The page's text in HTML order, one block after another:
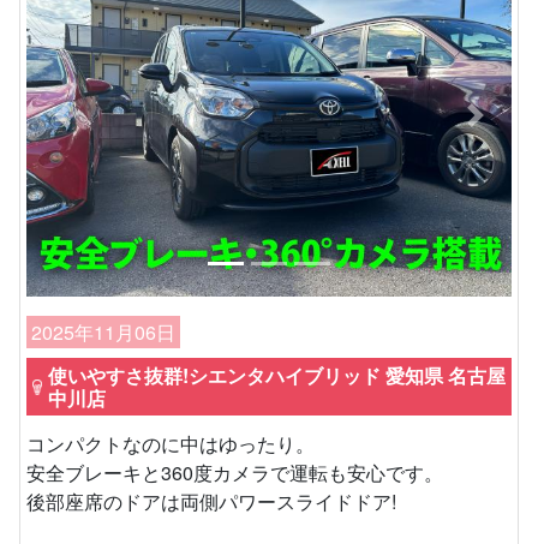
Previous Next
2025年11月06日
使いやすさ抜群!シエンタハイブリッド 愛知県 名古屋
中川店
コンパクトなのに中はゆったり。
安全ブレーキと360度カメラで運転も安心です。
後部座席のドアは両側パワースライドドア!